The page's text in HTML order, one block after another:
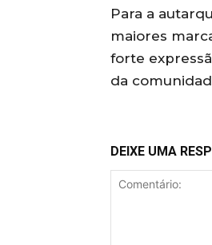
Para a
maiores
forte
da
DEIXE UMA